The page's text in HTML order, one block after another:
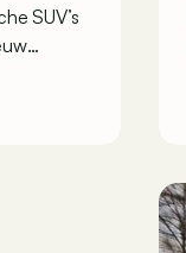
SUV’s